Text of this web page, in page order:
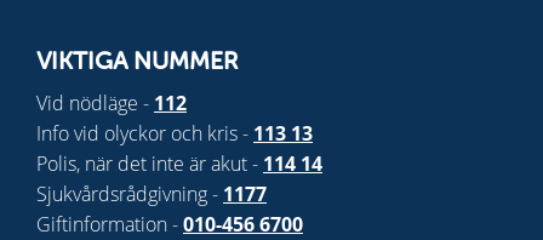
VIKTIGA NUMMER
Vid nödläge - 112
Info vid olyckor och kris - 113 13
Polis, när det inte är akut - 114 14
Sjukvårdsrådgivning - 1177
Giftinformation -010-456 6700